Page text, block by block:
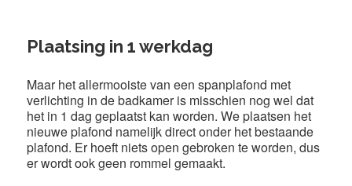
Plaatsing in 1 werkdag
Maar het allermooiste van een spanplafond met
verlichting in de badkamer is misschien nog wel dat
het in 1 dag geplaatst kan worden. We plaatsen het
nieuwe plafond namelijk direct onder het bestaande
plafond. Er hoeft niets open gebroken te worden, dus
er wordt ook geen rommel gemaakt.